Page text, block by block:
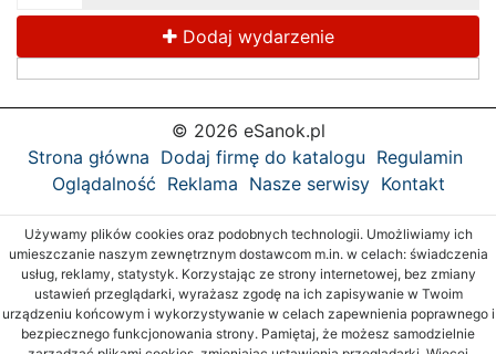
Dodaj wydarzenie
© 2026 eSanok.pl
Strona główna Dodaj firmę do katalogu Regulamin
Oglądalność Reklama Nasze serwisy Kontakt
Używamy plików cookies oraz podobnych technologii. Umożliwiamy ich
umieszczanie naszym zewnętrznym dostawcom m.in. w celach: świadczenia
usług, reklamy, statystyk. Korzystając ze strony internetowej, bez zmiany
ustawień przeglądarki, wyrażasz zgodę na ich zapisywanie w Twoim
urządzeniu końcowym i wykorzystywanie w celach zapewnienia poprawnego i
bezpiecznego funkcjonowania strony. Pamiętaj, że możesz samodzielnie